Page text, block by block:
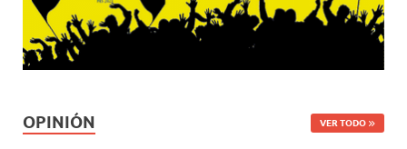
OPINIÓN VER TODO